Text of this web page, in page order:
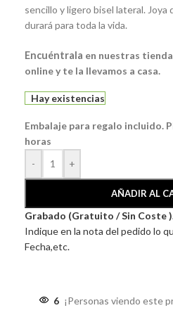
sencillo y ligero bisel lateral.
durará para toda la vida.
Encuéntrala en nuestras
online y te la llevamos a casa.
Hay existencias
Embalaje para regalo incluido.
horas
-
+
AÑADIR AL
Grabado (Gratuito / Sin Coste
Indique en la nota del pedido lo
Fecha,etc.
6 ¡Personas viendo este